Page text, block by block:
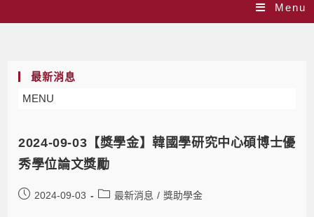
Menu
最新消息
MENU
2024-09-03【獎學金】韓國學研究中心碩博士優
秀學位論文獎勵
2024-09-03 最新消息 / 獎助學金